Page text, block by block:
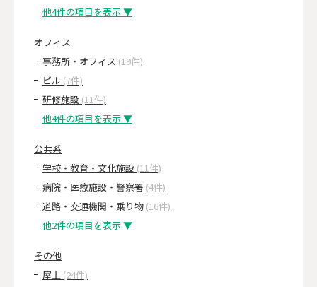
他4件の項目を表示 ▼
オフィス
事務所・オフィス (19件)
ビル (7件)
研修施設 (11件)
他4件の項目を表示 ▼
公共系
学校・教育・文化施設 (11件)
病院・医療施設・警察署 (4件)
道路・交通機関・乗り物 (16件)
他2件の項目を表示 ▼
その他
屋上 (24件)